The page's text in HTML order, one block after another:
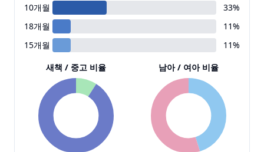
10개월 33%
18개월 11%
15개월 11%
새책 / 중고 비율
남아 / 여아 비율